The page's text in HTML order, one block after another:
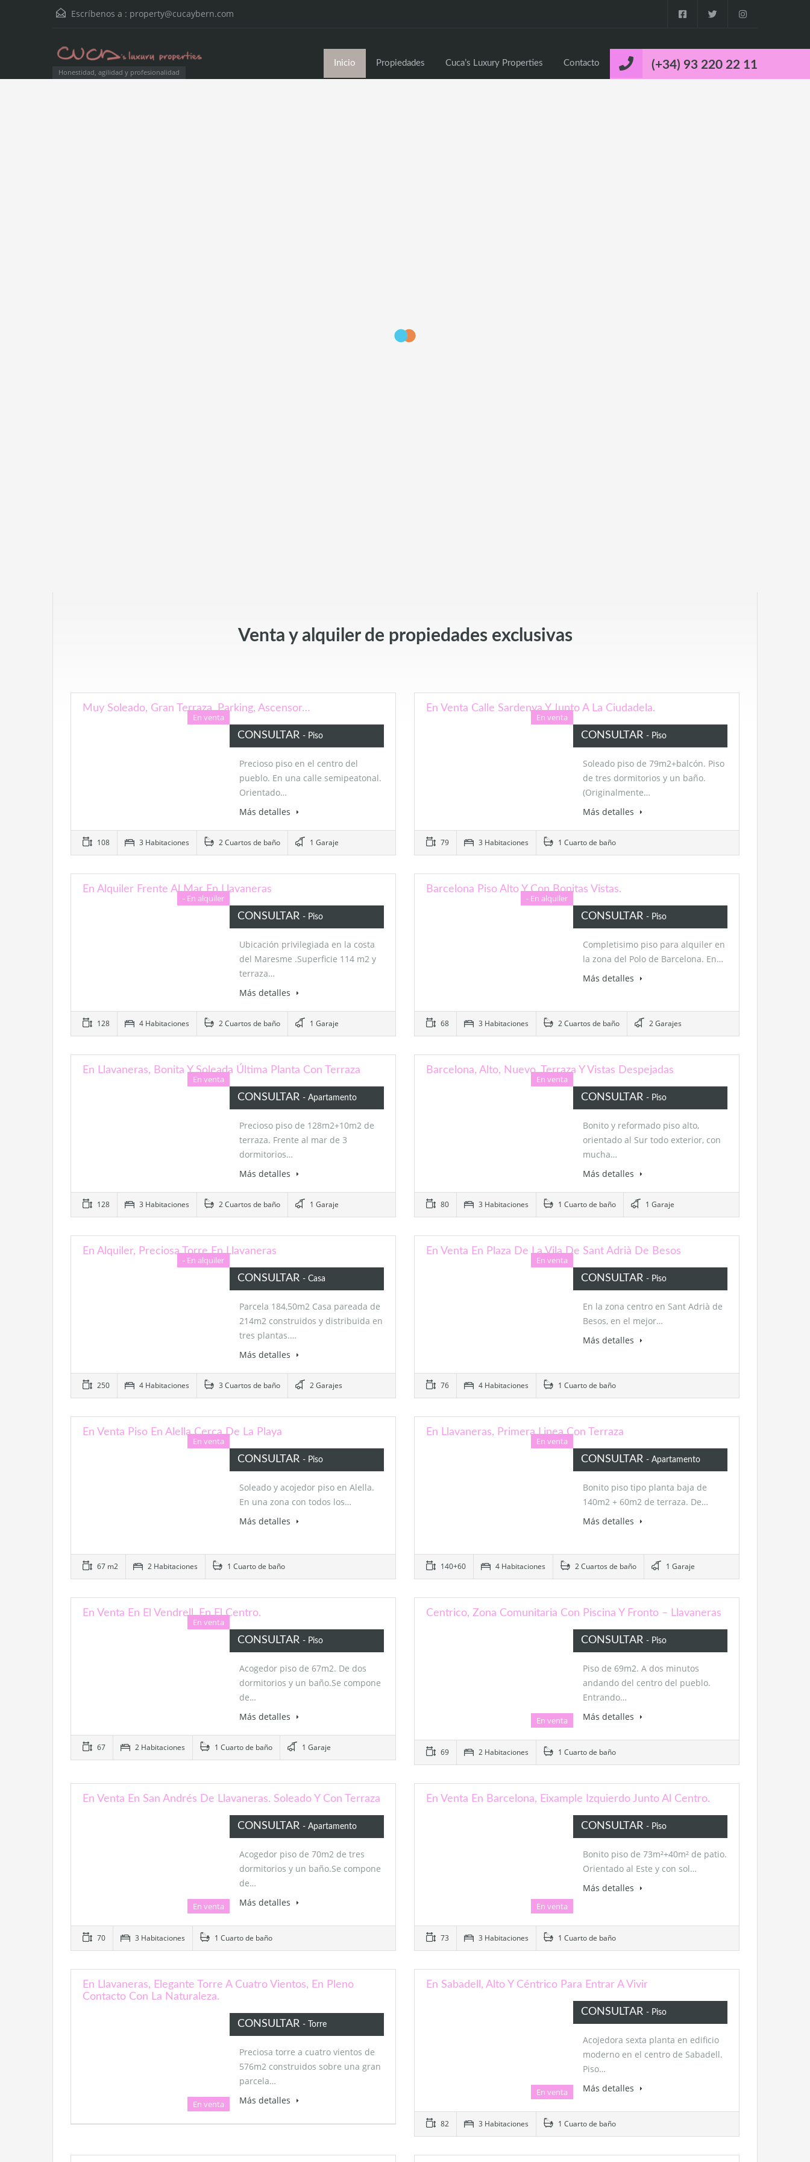
Escríbenos a : property@cucaybern.com
Honestidad, agilidad y profesionalidad
(+34) 93 220 22 11
Inicio Propiedades Cuca’s Luxury Properties Contacto
Venta y alquiler de propiedades exclusivas
Muy Soleado, Gran Terraza, Parking, Ascensor…
En venta
CONSULTAR - Piso
Precioso piso en el centro del
pueblo. En una calle semipeatonal.
Orientado…
Más detalles
108 3 Habitaciones 2 Cuartos de baño 1 Garaje
En Venta Calle Sardenya Y Junto A La Ciudadela.
En venta
CONSULTAR - Piso
Soleado piso de 79m2+balcón. Piso
de tres dormitorios y un baño.
(Originalmente…
Más detalles
79 3 Habitaciones 1 Cuarto de baño
En Alquiler Frente Al Mar En Llavaneras
- En alquiler
CONSULTAR - Piso
Ubicación privilegiada en la costa
del Maresme .Superficie 114 m2 y
terraza…
Más detalles
128 4 Habitaciones 2 Cuartos de baño 1 Garaje
Barcelona Piso Alto Y Con Bonitas Vistas.
- En alquiler
CONSULTAR - Piso
Completisimo piso para alquiler en
la zona del Polo de Barcelona. En…
Más detalles
68 3 Habitaciones 2 Cuartos de baño 2 Garajes
En Llavaneras, Bonita Y Soleada Última Planta Con Terraza
En venta
CONSULTAR - Apartamento
Precioso piso de 128m2+10m2 de
terraza. Frente al mar de 3
dormitorios…
Más detalles
128 3 Habitaciones 2 Cuartos de baño 1 Garaje
Barcelona, Alto, Nuevo, Terraza Y Vistas Despejadas
En venta
CONSULTAR - Piso
Bonito y reformado piso alto,
orientado al Sur todo exterior, con
mucha…
Más detalles
80 3 Habitaciones 1 Cuarto de baño 1 Garaje
En Alquiler, Preciosa Torre En Llavaneras
- En alquiler
CONSULTAR - Casa
Parcela 184,50m2 Casa pareada de
214m2 construidos y distribuida en
tres plantas.…
Más detalles
250 4 Habitaciones 3 Cuartos de baño 2 Garajes
En Venta En Plaza De La Vila De Sant Adrià De Besos
En venta
CONSULTAR - Piso
En la zona centro en Sant Adrià de
Besos, en el mejor…
Más detalles
76 4 Habitaciones 1 Cuarto de baño
En Venta Piso En Alella Cerca De La Playa
En venta
CONSULTAR - Piso
Soleado y acojedor piso en Alella.
En una zona con todos los…
Más detalles
67 m2 2 Habitaciones 1 Cuarto de baño
En Llavaneras, Primera Linea Con Terraza
En venta
CONSULTAR - Apartamento
Bonito piso tipo planta baja de
140m2 + 60m2 de terraza. De…
Más detalles
140+60 4 Habitaciones 2 Cuartos de baño 1 Garaje
En Venta En El Vendrell, En El Centro.
En venta
CONSULTAR - Piso
Acogedor piso de 67m2. De dos
dormitorios y un baño.Se compone
de…
Más detalles
67 2 Habitaciones 1 Cuarto de baño 1 Garaje
Centrico, Zona Comunitaria Con Piscina Y Fronto – Llavaneras
En venta
CONSULTAR - Piso
Piso de 69m2. A dos minutos
andando del centro del pueblo.
Entrando…
Más detalles
69 2 Habitaciones 1 Cuarto de baño
En Venta En San Andrés De Llavaneras. Soleado Y Con Terraza
En venta
CONSULTAR - Apartamento
Acogedor piso de 70m2 de tres
dormitorios y un baño.Se compone
de…
Más detalles
70 3 Habitaciones 1 Cuarto de baño
En Venta En Barcelona, Eixample Izquierdo Junto Al Centro.
En venta
CONSULTAR - Piso
Bonito piso de 73m²+40m² de patio.
Orientado al Este y con sol…
Más detalles
73 3 Habitaciones 1 Cuarto de baño
En Llavaneras, Elegante Torre A Cuatro Vientos, En Pleno
Contacto Con La Naturaleza.
En venta
CONSULTAR - Torre
Preciosa torre a cuatro vientos de
576m2 construidos sobre una gran
parcela…
Más detalles
En Sabadell, Alto Y Céntrico Para Entrar A Vivir
En venta
CONSULTAR - Piso
Acojedora sexta planta en edificio
moderno en el centro de Sabadell.
Piso…
Más detalles
82 3 Habitaciones 1 Cuarto de baño